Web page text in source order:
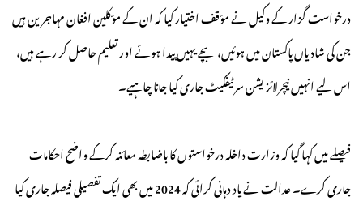
درخواست گزار کے وکیل نے مؤقف اختیار کیا کہ ان کے مؤکلین افغان مہاجرین ہیں
جن کی شادیاں پاکستان میں ہوئیں، بچے یہیں پیدا ہوئے اور تعلیم حاصل کر رہے ہیں،
اس لیے انہیں نیچرلائزیشن سرٹیفکیٹ جاری کیا جانا چاہیے۔
فیصلے میں کہا گیا کہ وزارت داخلہ درخواستوں کا باضابطہ معائنہ کرکے واضح احکامات
جاری کرے۔ عدالت نے یاد دہانی کرائی کہ 2024 میں بھی ایک تفصیلی فیصلہ جاری کیا